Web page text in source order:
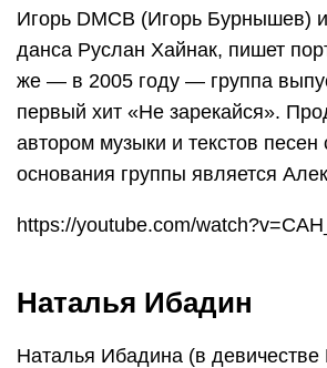
Игорь DMCB (Игорь Бурнышев)
данса Руслан Хайнак, пишет
же — в 2005 году — группа
первый хит «Не зарекайся».
автором музыки и текстов песен
основания группы является
https://youtube.com/
Наталья Ибадин
Наталья Ибадина (в девичестве